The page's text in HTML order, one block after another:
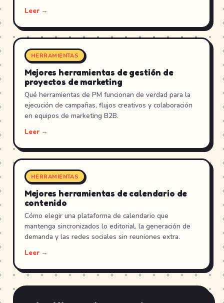
Leer →
HERRAMIENTAS
Mejores herramientas de gestión de
proyectos de marketing
Qué herramientas de PM funcionan de verdad para la
ejecución de campañas, flujos creativos y colaboración
en equipos de marketing B2B.
Leer →
HERRAMIENTAS
Mejores herramientas de calendario de
contenido
Cómo elegir una plataforma de calendario que
mantenga sincronizados lo editorial, la generación de
demanda y las redes sociales sin reuniones extra.
Leer →